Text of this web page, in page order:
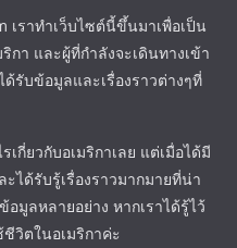
เราทำเว็บไซต์นี้ขึ้นมาเพื่อเป็น
กา และผู้ที่กำลังจะเดินทางเข้า
ด้รับข้อมูลและเรื่องราวต่างๆที่
เกี่ยวกับอเมริกาเลย แต่เมื่อได้มี
ได้รับรู้เรื่องราวมากมายที่น่า
มูลหลายอย่าง หากเราได้รู้ไว้
วิตในอเมริกาค่ะ